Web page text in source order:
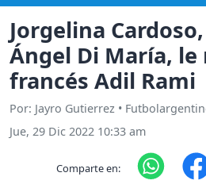
Jorgelina
Ángel Di María, le
francés Adil Rami
Por: Jayro Gutierrez •
Jue, 29 Dic 2022 10:33 am
Comparte en: